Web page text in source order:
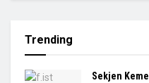
Trending
Sekjen